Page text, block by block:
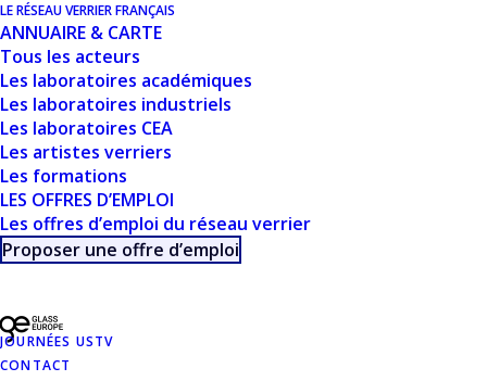
LE RÉSEAU VERRIER FRANÇAIS
ANNUAIRE & CARTE
Tous les acteurs
Les laboratoires académiques
Les laboratoires industriels
Les laboratoires CEA
Les artistes verriers
Les formations
LES OFFRES D’EMPLOI
Les offres d’emploi du réseau verrier
Proposer une offre d’emploi
JOURNÉES USTV
CONTACT
CE DOCUMENT FAIT
PARTIE D'UN
ENSEMBLE DE
RESSOURCES